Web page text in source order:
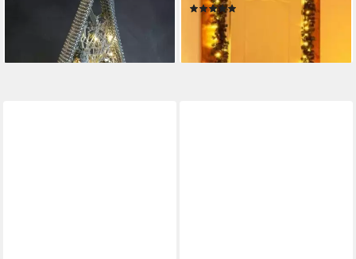
Perlen 32cm Timer
lieferbar - in 2-3 Werktagen bei dir
38,50 €
lieferbar - in 2-3 Werktagen bei dir